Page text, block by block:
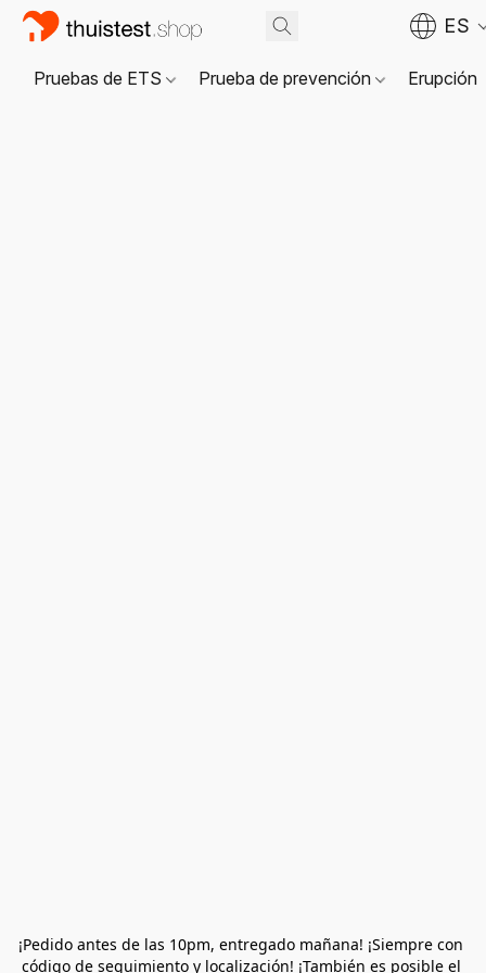
ES
Pruebas de ETS Prueba de prevención Erupción
¡Pedido antes de las 10pm, entregado mañana! ¡Siempre con
código de seguimiento y localización! ¡También es posible el